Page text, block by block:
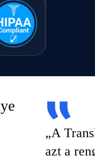
„A
azt a